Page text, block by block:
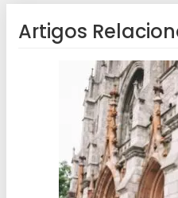
Artigos